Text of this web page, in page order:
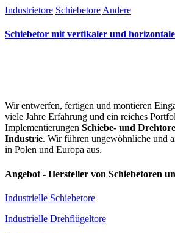
Industrietore Schiebetore Andere
Schiebetor mit vertikaler und
Wir entwerfen, fertigen und montieren
viele Jahre Erfahrung und ein reiches
Implementierungen Schiebe- und
Industrie. Wir führen ungewöhnliche und
in Polen und Europa aus.
Angebot - Hersteller von Schiebetoren
Industrielle Schiebetore
Industrielle Drehflügeltore